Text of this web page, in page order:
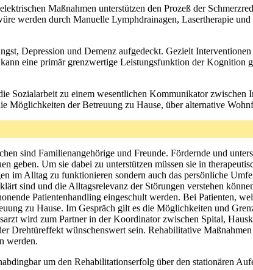
Maßnahmen unterstützen den Prozeß der
werden durch Manuelle Lymphdrainagen, Lasertherapie
Depression und Demenz aufgedeckt. Gezielt
eine primär grenzwertige Leistungsfunktion der Kognition
Sozialarbeit zu einem wesentlichen Kommunikator
Möglichkeiten der Betreuung zu Hause, über alternative
sind Familienangehörige und Freunde. Fördernde und
geben. Um sie dabei zu unterstützen müssen sie in
im Alltag zu funktionieren sondern auch das persönliche
sind und die Alltagsrelevanz der Störungen verstehen
Patientenhandling eingeschult werden. Bei Patienten,
zu Hause. Im Gespräch gilt es die Möglichkeiten und
wird zum Partner in der Koordinator zwischen Spital,
Drehtüreffekt wünschenswert sein. Rehabilitative
werden.
um den Rehabilitationserfolg über den stationären